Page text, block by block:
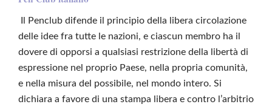
Il Penclub difende il principio della libera circolazione
delle idee fra tutte le nazioni, e ciascun membro ha il
dovere di opporsi a qualsiasi restrizione della libertà di
espressione nel proprio Paese, nella propria comunità,
e nella misura del possibile, nel mondo intero. Si
dichiara a favore di una stampa libera e contro l’arbitrio